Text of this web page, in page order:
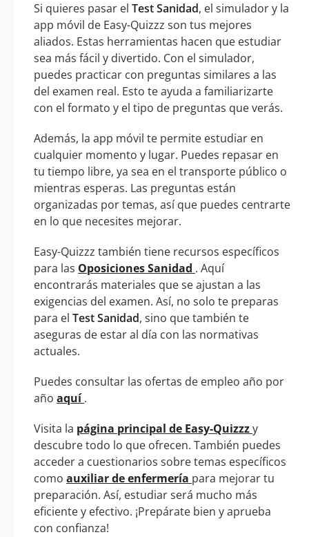
Si quieres pasar el Test Sanidad, el simulador y la
app móvil de Easy-Quizzz son tus mejores
aliados. Estas herramientas hacen que estudiar
sea más fácil y divertido. Con el simulador,
puedes practicar con preguntas similares a las
del examen real. Esto te ayuda a familiarizarte
con el formato y el tipo de preguntas que verás.
Además, la app móvil te permite estudiar en
cualquier momento y lugar. Puedes repasar en
tu tiempo libre, ya sea en el transporte público o
mientras esperas. Las preguntas están
organizadas por temas, así que puedes centrarte
en lo que necesites mejorar.
Easy-Quizzz también tiene recursos específicos
para las Oposiciones Sanidad . Aquí
encontrarás materiales que se ajustan a las
exigencias del examen. Así, no solo te preparas
para el Test Sanidad, sino que también te
aseguras de estar al día con las normativas
actuales.
Puedes consultar las ofertas de empleo año por
año aquí.
Visita la página principal de Easy-Quizzzy
descubre todo lo que ofrecen. También puedes
acceder a cuestionarios sobre temas específicos
como auxiliar de enfermería para mejorar tu
preparación. Así, estudiar será mucho más
eficiente y efectivo. ¡Prepárate bien y aprueba
con confianza!